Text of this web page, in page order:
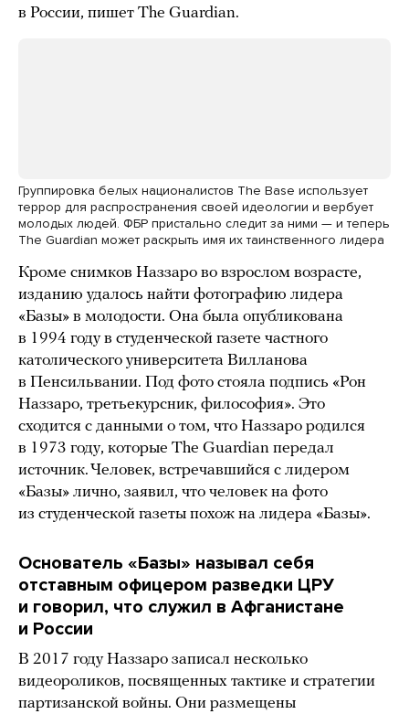
в России, пишет The Guardian.
Группировка белых националистов The Base использует
террор для распространения своей идеологии и вербует
молодых людей. ФБР пристально следит за ними — и теперь
The Guardian может раскрыть имя их таинственного лидера
Кроме снимков Наззаро во взрослом возрасте,
изданию удалось найти фотографию лидера
«Базы» в молодости. Она была опубликована
в 1994 году в студенческой газете частного
католического университета Вилланова
в Пенсильвании. Под фото стояла подпись «Рон
Наззаро, третьекурсник, философия». Это
сходится с данными о том, что Наззаро родился
в 1973 году, которые The Guardian передал
источник. Человек, встречавшийся с лидером
«Базы» лично, заявил, что человек на фото
из студенческой газеты похож на лидера «Базы».
Основатель «Базы» называл себя
отставным офицером разведки ЦРУ
и говорил, что служил в Афганистане
и России
В 2017 году Наззаро записал несколько
видеороликов, посвященных тактике и стратегии
партизанской войны. Они размещены